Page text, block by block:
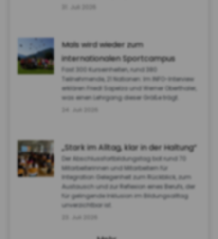
Mals wird wieder zum
internationalen Sportcampus
Fast 300 Kurseinheiten, rund 380
Teilnehmende, 21 Nationen: Im INFO-Interview
erklären Friedl Sapelza und Werner Oberthaler,
was einen Lehrgang dieser Größe trägt.
„Stark im Alltag, klar in der Haltung“
Der Abschlussfortbildungstag bot rund 70
Mitarbeiterinnen und Mitarbeitern für
Integration Gelegenheit zum Rückblick, zum
Austausch und zur Reflexion eines Berufs, der
für gelingende Inklusion im Bildungsalltag
unverzichtbar ist.